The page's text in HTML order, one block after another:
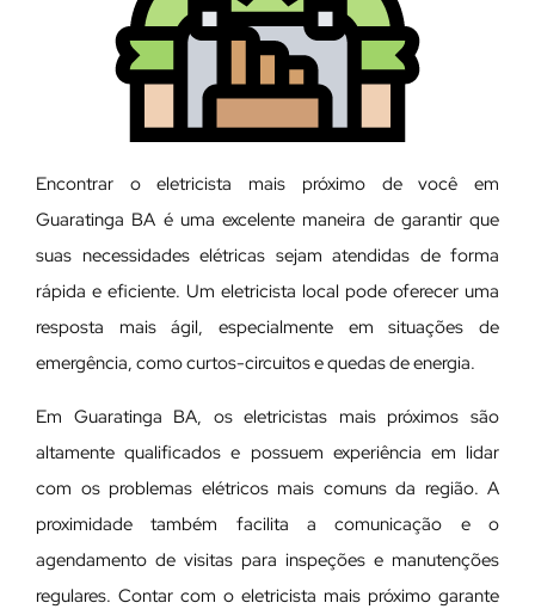
Encontrar o eletricista mais próximo de você em
Guaratinga BA é uma excelente maneira de garantir que
suas necessidades elétricas sejam atendidas de forma
rápida e eficiente. Um eletricista local pode oferecer uma
resposta mais ágil, especialmente em situações de
emergência, como curtos-circuitos e quedas de energia.
Em Guaratinga BA, os eletricistas mais próximos são
altamente qualificados e possuem experiência em lidar
com os problemas elétricos mais comuns da região. A
proximidade também facilita a comunicação e o
agendamento de visitas para inspeções e manutenções
regulares. Contar com o eletricista mais próximo garante